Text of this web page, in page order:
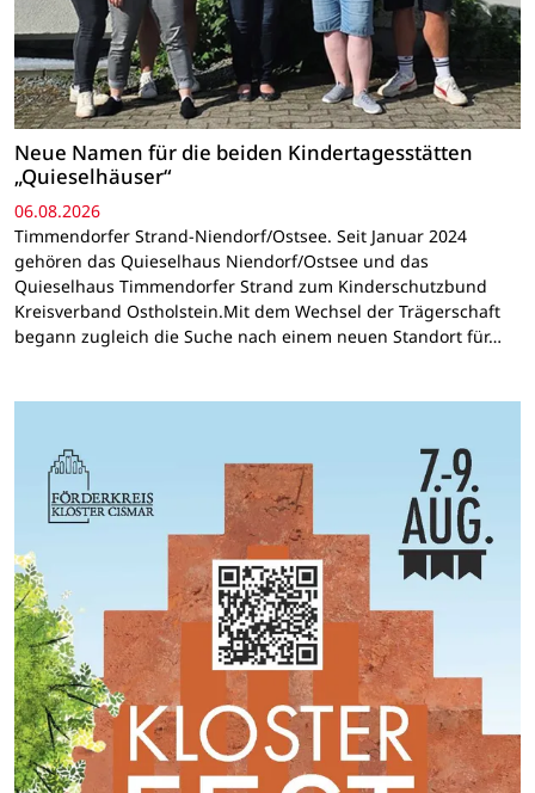
Neue Namen für die beiden Kindertagesstätten
„Quieselhäuser“
06.08.2026
Timmendorfer Strand-Niendorf/Ostsee. Seit Januar 2024
gehören das Quieselhaus Niendorf/Ostsee und das
Quieselhaus Timmendorfer Strand zum Kinderschutzbund
Kreisverband Ostholstein.Mit dem Wechsel der Trägerschaft
begann zugleich die Suche nach einem neuen Standort für…